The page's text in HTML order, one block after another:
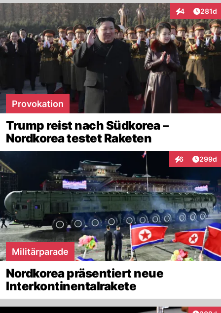
4
Interaktionen
281d
Provokation
Trump reist nach Südkorea –
Nordkorea testet Raketen
6
Interaktionen
299d
Militärparade
Nordkorea präsentiert neue
Interkontinentalrakete